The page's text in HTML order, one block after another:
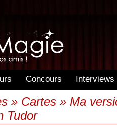
Concours Interviews
» Cartes » Ma
Tudor